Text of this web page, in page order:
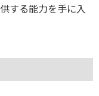
する能力を手に入